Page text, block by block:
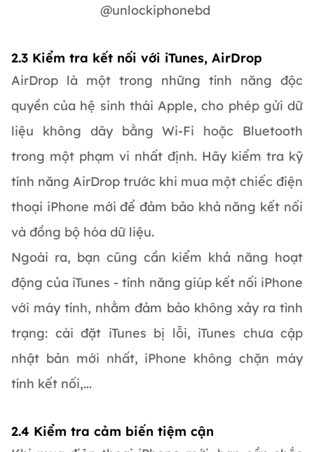
@unlockiphonebd
2.3 Kiểm tra kết nối với iTunes, AirDrop
AirDrop là một trong những tính năng độc
quyền của hệ sinh thái Apple, cho phép gửi dữ
liệu không dây bằng Wi-Fi hoặc Bluetooth
trong một phạm vi nhất định. Hãy kiểm tra kỹ
tính năng AirDrop trước khi mua một chiếc điện
thoại iPhone mới để đảm bảo khả năng kết nối
và đồng bộ hóa dữ liệu.
Ngoài ra, bạn cũng cần kiểm khả năng hoạt
động của iTunes - tính năng giúp kết nối iPhone
với máy tính, nhằm đảm bảo không xảy ra tình
trạng: cài đặt iTunes bị lỗi, iTunes chưa cập
nhật bản mới nhất, iPhone không chặn máy
tính kết nối,...
2.4 Kiểm tra cảm biến tiệm cận